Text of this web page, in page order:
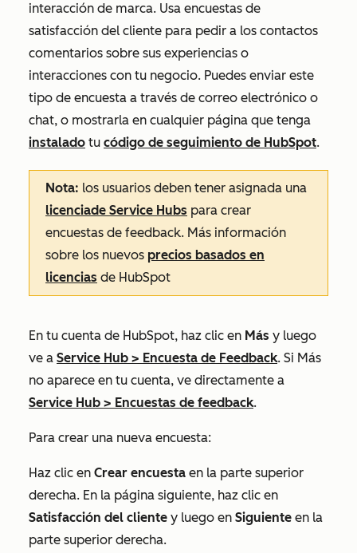
interacción de marca. Usa encuestas de
satisfacción del cliente para pedir a los contactos
comentarios sobre sus experiencias o
interacciones con tu negocio. Puedes enviar este
tipo de encuesta a través de correo electrónico o
chat, o mostrarla en cualquier página que tenga
instalado tu código de seguimiento de HubSpot.
Nota: los usuarios deben tener asignada una
licenciade Service Hubs para crear
encuestas de feedback. Más información
sobre los nuevos precios basados en
licencias de HubSpot
En tu cuenta de HubSpot, haz clic en Más y luego
ve a Service Hub > Encuesta de Feedback. Si Más
no aparece en tu cuenta, ve directamente a
Service Hub > Encuestas de feedback.
Para crear una nueva encuesta:
Haz clic en Crear encuesta en la parte superior
derecha. En la página siguiente, haz clic en
Satisfacción del cliente y luego en Siguiente en la
parte superior derecha.